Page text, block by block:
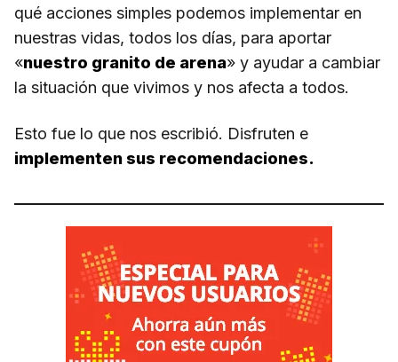
qué acciones simples podemos implementar en
nuestras vidas, todos los días, para aportar
«nuestro granito de arena» y ayudar a cambiar
la situación que vivimos y nos afecta a todos.
Esto fue lo que nos escribió. Disfruten e
implementen sus recomendaciones.